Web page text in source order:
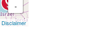
-
Disclaimer